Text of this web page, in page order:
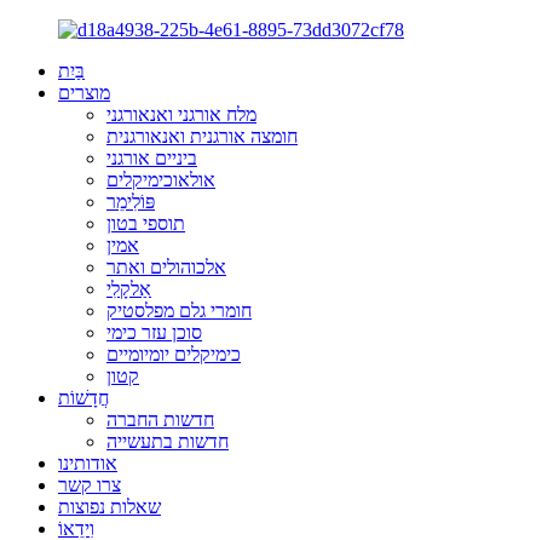
בַּיִת
מוצרים
מלח אורגני ואנאורגני
חומצה אורגנית ואנאורגנית
ביניים אורגני
אולאוכימיקלים
פּוֹלִימֵר
תוספי בטון
אמין
אלכוהולים ואתר
אַלקָלִי
חומרי גלם מפלסטיק
סוכן עזר כימי
כימיקלים יומיומיים
קטון
חֲדָשׁוֹת
חדשות החברה
חדשות בתעשייה
אודותינו
צרו קשר
שאלות נפוצות
וִידֵאוֹ